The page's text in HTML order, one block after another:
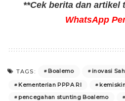
**Cek berita dan artikel
WhatsApp
TAGS: Boalemo
inovasi
Kementerian PPPA RI
pencegahan stunting Boalemo